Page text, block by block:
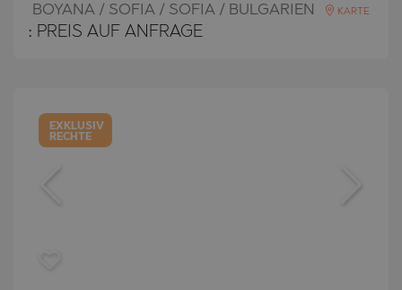
BOYANA / SOFIA / SOFIA / BULGARIEN KARTE
: PREIS AUF ANFRAGE
EXKLUSIV
RECHTE